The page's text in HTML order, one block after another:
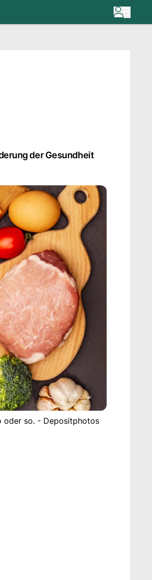
der Gesundheit
oder so. - Depositphotos